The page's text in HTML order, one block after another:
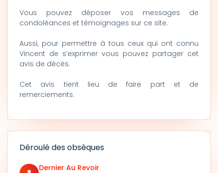
Vous pouvez déposer vos messages de
condoléances et témoignages sur ce site.
Aussi, pour permettre à tous ceux qui ont connu
Vincent de s’exprimer vous pouvez partager cet
avis de décès.
Cet avis tient lieu de faire part et de
remerciements.
Déroulé des obsèques
Dernier Au Revoir